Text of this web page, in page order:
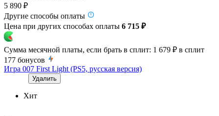
5 890 ₽
Другие способы оплаты
Цена при других способах оплаты 6 715 ₽
Сумма месячной платы, если брать в сплит: 1 679 ₽ в сплит
177 бонусов
Игра 007 First Light (PS5, русская версия)
Удалить
Хит